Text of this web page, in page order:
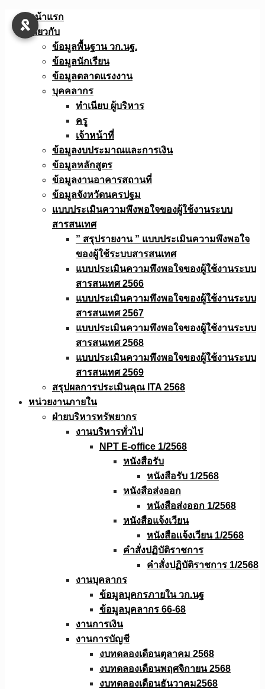
Skip
หน้าแรก
เกี่ยวกับ
ข้อมูลพื้นฐาน วก.นฐ.
ข้อมูลนักเรียน
ข้อมูลตลาดแรงงาน
บุคคลากร
ทำเนียบ ผู้บริหาร
ครู
เจ้าหน้าที่
ข้อมูลงบประมาณเเละการเงิน
ข้อมูลหลักสูตร
ข้อมูลงานอาคารสถานที่
ข้อมูลจังหวัดนครปฐม
แบบประเมินความพึงพอใจของผู้ใช้งานระบบ
สารสนเทศ
” สรุปรายงาน ” แบบประเมินความพึงพอใจ
ของผู้ใช้ระบบสารสนเทศ
แบบประเมินความพึงพอใจของผู้ใช้งานระบบ
สารสนเทศ 2566
แบบประเมินความพึงพอใจของผู้ใช้งานระบบ
สารสนเทศ 2567
แบบประเมินความพึงพอใจของผู้ใช้งานระบบ
สารสนเทศ 2568
แบบประเมินความพึงพอใจของผู้ใช้งานระบบ
สารสนเทศ 2569
สรุปผลการประเมินคุณ ITA 2568
หน่วยงานภายใน
ฝ่ายบริหารทรัพยากร
งานบริหารทั่วไป
NPT E-office 1/2568
หนังสือรับ
หนังสือรับ 1/2568
หนังสือส่งออก
หนังสือส่งออก 1/2568
หนังสือแจ้งเวียน
หนังสือเเจ้งเวียน 1/2568
คำสั่งปฏิบัติราชการ
คำสั่งปฏิบัติราชการ 1/2568
งานบุคลากร
ข้อมูลบุคกรภายใน วก.นฐ
ข้อมูลบุคลากร 66-68
งานการเงิน
งานการบัญชี
งบทดลองเดือนตุลาคม 2568
งบทดลองเดือนพฤศจิกายน 2568
งบทดลองเดือนธันวาคม2568